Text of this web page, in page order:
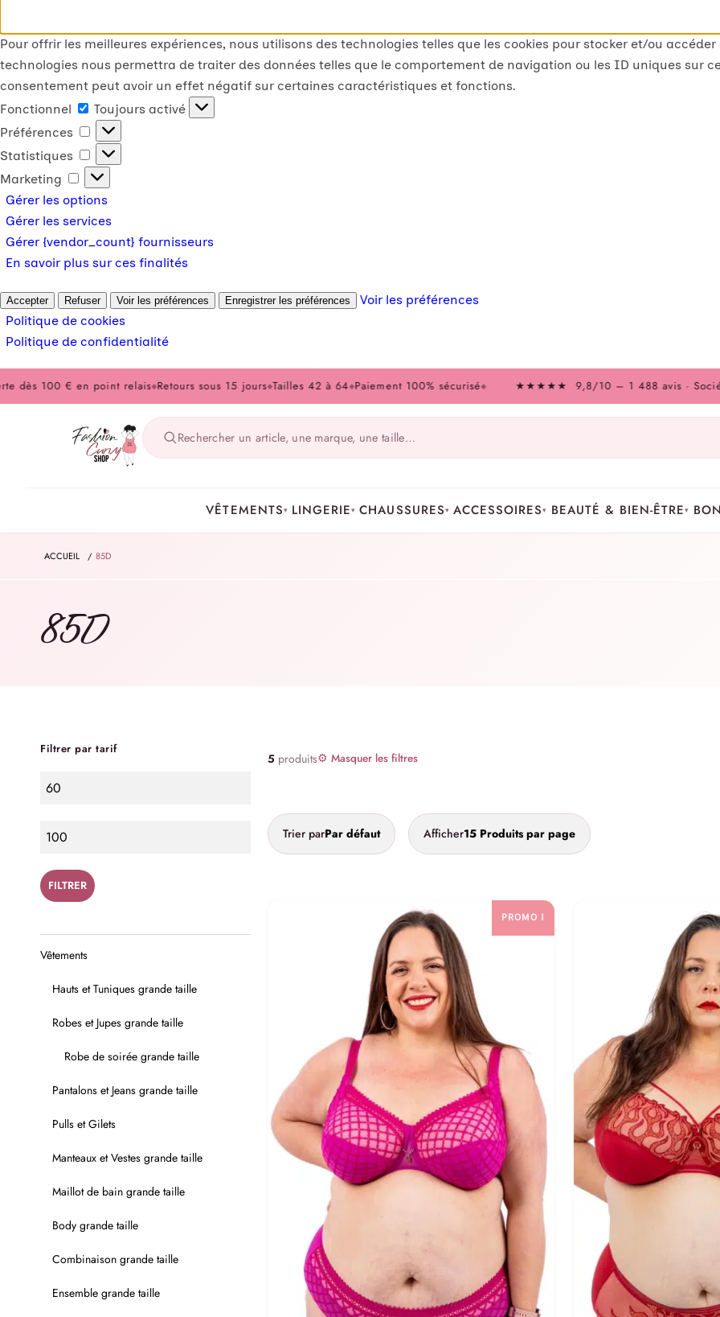
Pour offrir les meilleures expériences, nous utilisons des technologies telles que les cookies pour stocker et/ou
technologies nous permettra de traiter des données telles que le comportement de navigation ou les ID uniques sur
consentement peut avoir un effet négatif sur certaines caractéristiques et fonctions.
Fonctionnel
Toujours activé
Préférences
Statistiques
Marketing
Gérer les options
Gérer les services
Gérer {vendor_count} fournisseurs
En savoir plus sur ces finalités
Accepter Refuser Voir les préférences Enregistrer les préférences
Voir les préférences
Politique de cookies
Politique de confidentialité
€ en point relais◆Retours sous 15 jours ◆Tailles 42 à 64 ◆Paiement 100% sécurisé◆ ★★★★★ 9,8/10 – 1 488 avis · Société des
VÊTEMENTS▾ LINGERIE▾ CHAUSSURES▾ ACCESSOIRES▾ BEAUTÉ & BIEN-ÊTRE▾
ACCUEIL / 85D
85D
5 produits⚙ Masquer les filtres
Trier parPar défaut Afficher15 Produits par page
PROMO !
Filtrer par tarif
FILTRER
Vêtements
Hauts et Tuniques grande taille
Robes et Jupes grande taille
Robe de soirée grande taille
Pantalons et Jeans grande taille
Pulls et Gilets
Manteaux et Vestes grande taille
Maillot de bain grande taille
Body grande taille
Combinaison grande taille
Ensemble grande taille